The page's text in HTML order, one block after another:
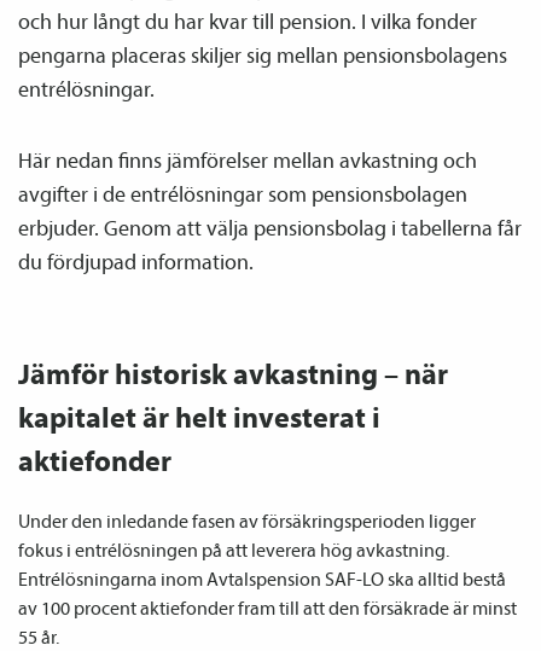
och hur långt du har kvar till pension. I vilka fonder
pengarna placeras skiljer sig mellan pensions­bolagens
entrélösningar.
Här nedan finns jämförelser mellan avkastning och
avgifter i de entrélösningar som pensions­bolagen
erbjuder. Genom att välja pensions­bolag i tabellerna får
du fördjupad information.
Jämför historisk avkastning – när
kapitalet är helt investerat i
aktiefonder
Under den inledande fasen av försäkringsperioden ligger
fokus i entrélösningen på att leverera hög avkastning.
Entrélösningarna inom Avtalspension SAF-LO ska alltid bestå
av 100 procent aktiefonder fram till att den försäkrade är minst
55 år.